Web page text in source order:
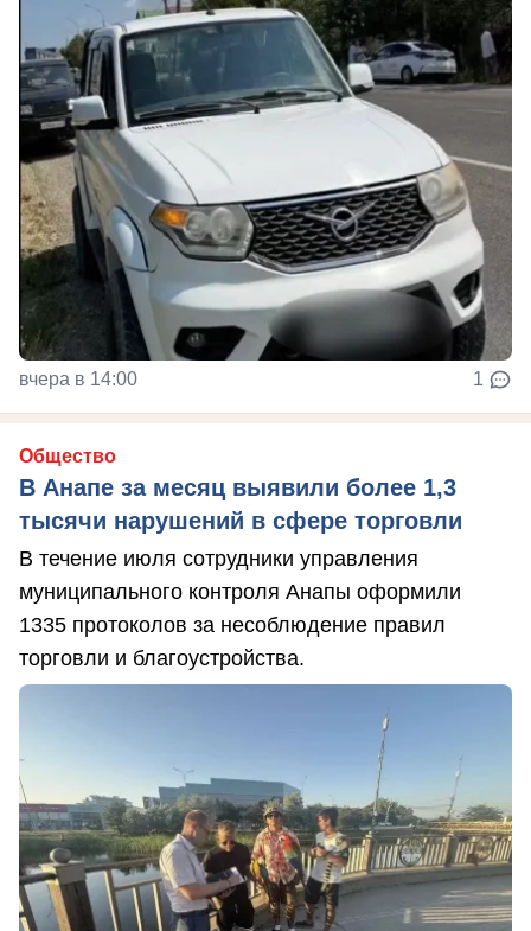
вчера в 14:00 1
Общество
В Анапе за месяц выявили более 1,3
тысячи нарушений в сфере торговли
В течение июля сотрудники управления
муниципального контроля Анапы оформили
1335 протоколов за несоблюдение правил
торговли и благоустройства.